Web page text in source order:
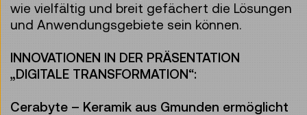
wie vielfältig und breit gefächert die Lösungen
und Anwendungsgebiete sein können.
INNOVATIONEN IN DER PRÄSENTATION
„DIGITALE TRANSFORMATION“:
Cerabyte – Keramik aus Gmunden ermöglicht